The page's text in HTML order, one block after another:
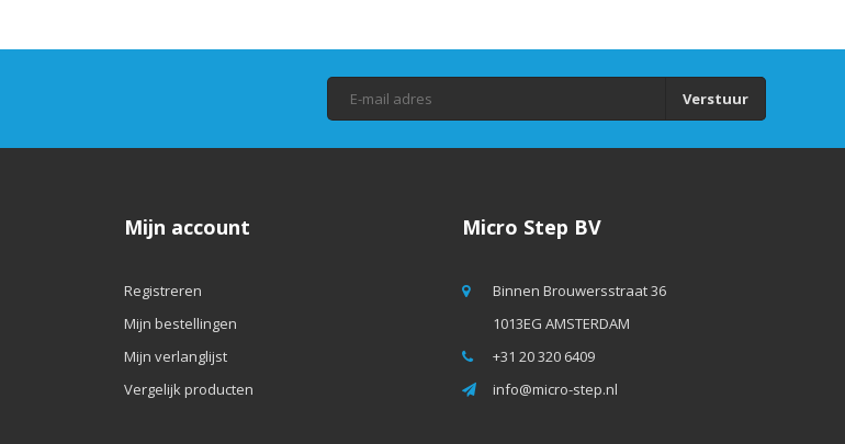
Verstuur
Mijn account
Registreren
Mijn bestellingen
Mijn verlanglijst
Vergelijk producten
Micro Step BV
Binnen Brouwersstraat 36
1013EG AMSTERDAM
+31 20 320 6409
info@micro-step.nl